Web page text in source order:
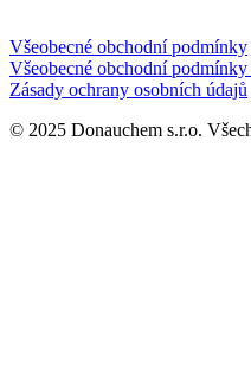
Všeobecné obchodní podmínky
Všeobecné obchodní
Zásady ochrany osobních údajů
© 2025 Donauchem s.r.o.